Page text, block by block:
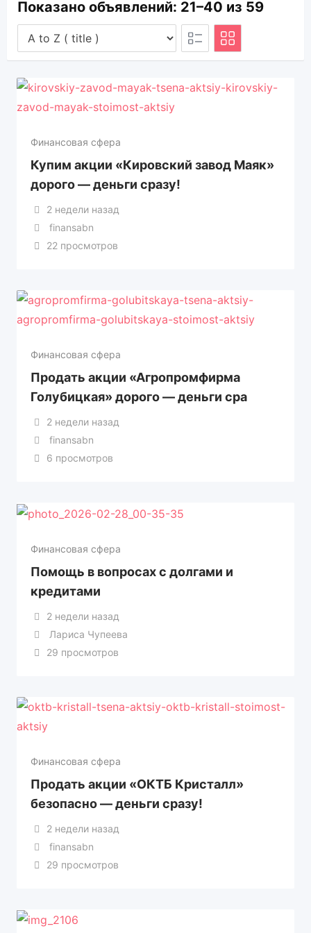
Вездеход
Гусеничный кран
Запчасти и Аксессуары
Аудио и видеотехника
Для автомобилей
Для водного транспорта
Для мототехники
Катки грунтовые и дорожные
Лесовоз (сортиментовоз)
Манипуляторы
Навесное оборудование
Погрузчики
Сельхозтехника
Трактор
Тягачи, самосвалы, эксковаторы.
Праздники и мероприятия
Ремонт и строительство
Сервис для авто
Уборка
Услуги IT сферы
Фото и видеосъемка
Показано объявлений: 21–40 из 59
Финансовая сфера
Купим акции «Кировский завод Маяк»
дорого — деньги сразу!
2 недели назад
finansabn
22 просмотров
Финансовая сфера
Продать акции «Агропромфирма
Голубицкая» дорого — деньги сра
2 недели назад
finansabn
6 просмотров
Финансовая сфера
Помощь в вопросах с долгами и
кредитами
2 недели назад
Лариса Чупеева
29 просмотров
Финансовая сфера
Продать акции «ОКТБ Кристалл»
безопасно — деньги сразу!
2 недели назад
finansabn
29 просмотров